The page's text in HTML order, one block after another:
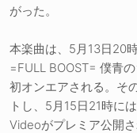
がった。
本楽曲は、5月13日20
=FULL BOOST= 僕青
初オンエアされる。そ
トし、5月15日21時に
Videoがプレミア公開さ